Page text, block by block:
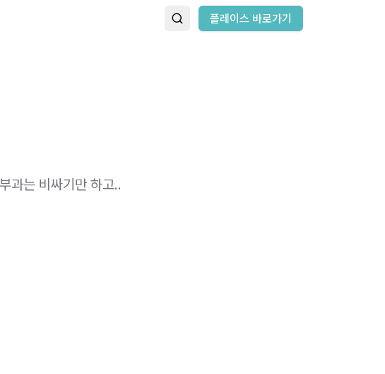
플레이스 바로가기
과는 비싸기만 하고..